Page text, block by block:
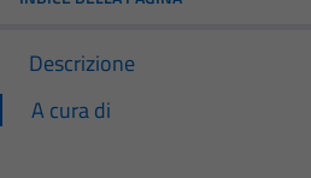
Descrizione
A cura di